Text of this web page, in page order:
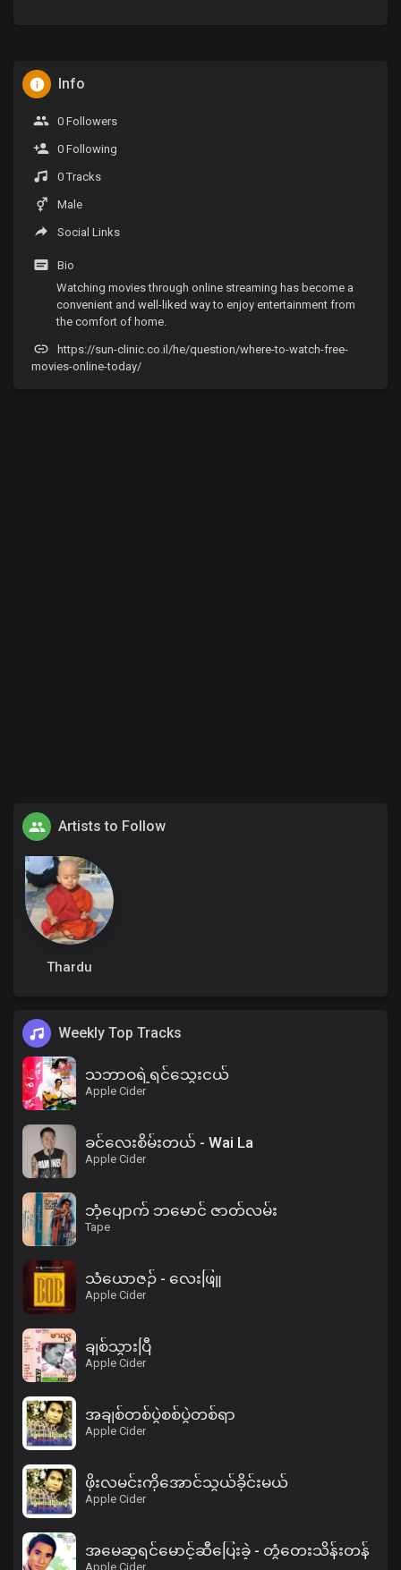
Info
0 Followers
0 Following
0 Tracks
Male
Social Links
Bio
Watching movies through online streaming has become a
convenient and well-liked way to enjoy entertainment from
the comfort of home.
https://sun-clinic.co.il/he/question/where-to-watch-free-
movies-online-today/
Artists to Follow
Thardu
Weekly Top Tracks
သဘာဝရဲ့ရင်သွေးငယ်
Apple Cider
ခင်လေးစိမ်းတယ် - Wai La
Apple Cider
ဘုံပျောက် ဘမောင် ဇာတ်လမ်း
Tape
သံယောဇဉ် - လေးဖြူ
Apple Cider
ချစ်သွားပြီ
Apple Cider
အချစ်တစ်ပွဲစစ်ပွဲတစ်ရာ
Apple Cider
ဖိုးလမင်းကိုအောင်သွယ်ခိုင်းမယ်
Apple Cider
အမေဆူရင်မောင့်ဆီပြေးခဲ့ - တွံတေးသိန်းတန်
Apple Cider